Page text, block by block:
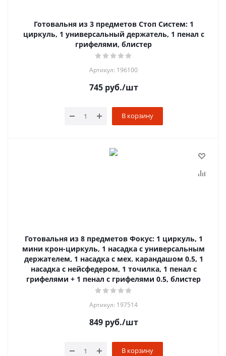
Готовальня из 3 предметов Стоп Систем: 1
циркуль, 1 универсальный держатель, 1 пенал с
грифелями, блистер
Артикул: 196100
745руб./шт
В корзину
Готовальня из 8 предметов Фокус: 1 циркуль, 1
мини крон-циркуль, 1 насадка с универсальным
держателем, 1 насадка с мех. карандашом 0.5, 1
насадка с нейсфедером, 1 точилка, 1 пенал с
грифелями + 1 пенал с грифелями 0.5, блистер
Артикул: 197514
849руб./шт
В корзину